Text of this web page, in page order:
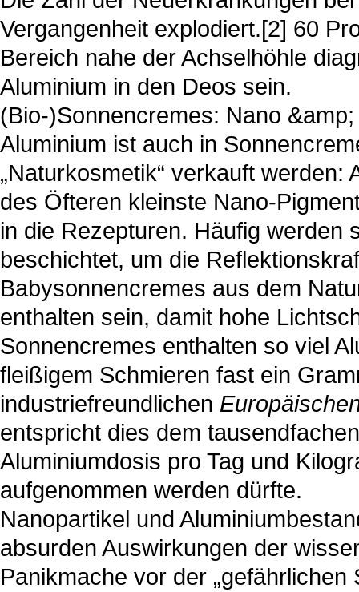
Vergangenheit explodiert.[2] 60
Bereich nahe der Achselhöhle
Aluminium in den Deos sein.
(Bio-)Sonnencremes: Nano &amp;
Aluminium ist auch in
„Naturkosmetik“ verkauft
des Öfteren kleinste Nano-
in die Rezepturen. Häufig werden
beschichtet, um die
Babysonnencremes aus dem
enthalten sein, damit hohe
Sonnencremes enthalten so viel
fleißigem Schmieren fast ein
industriefreundlichen
entspricht dies dem
Aluminiumdosis pro Tag und
aufgenommen werden dürfte.
Nanopartikel und
absurden Auswirkungen der
Panikmache vor der